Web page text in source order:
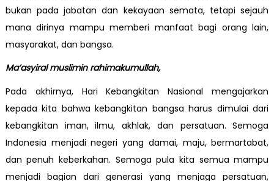
bukan pada jabatan dan kekayaan semata, tetapi sejauh
mana dirinya mampu memberi manfaat bagi orang lain,
masyarakat, dan bangsa.
Ma’asyiral muslimin rahimakumullah,
Pada akhirnya, Hari Kebangkitan Nasional mengajarkan
kepada kita bahwa kebangkitan bangsa harus dimulai dari
kebangkitan iman, ilmu, akhlak, dan persatuan. Semoga
Indonesia menjadi negeri yang damai, maju, bermartabat,
dan penuh keberkahan. Semoga pula kita semua mampu
menjadi bagian dari generasi yang menjaga persatuan,